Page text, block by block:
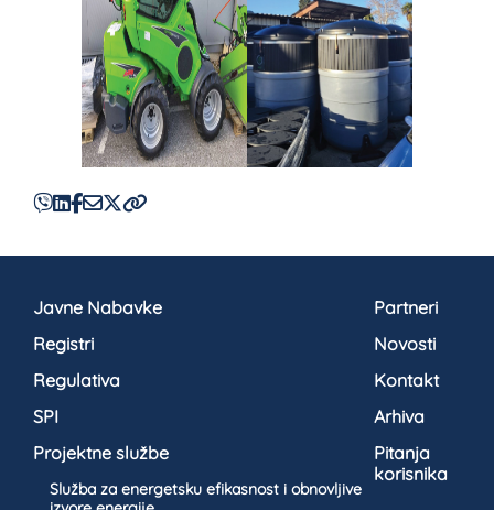
Javne Nabavke
Registri
Regulativa
SPI
Projektne službe
Služba za energetsku efikasnost i obnovljive
Partneri
Novosti
Kontakt
Arhiva
Pitanja
korisnika